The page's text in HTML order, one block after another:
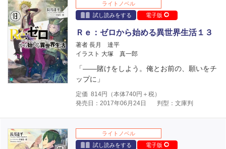
ライトノベル
試し読みをする
電子版
Ｒｅ：ゼロから始める異世界生活１３
著者 長月 達平
イラスト 大塚 真一郎
「――賭けをしよう。俺とお前の、願いをチ
ップに」
定価 814円（本体740円＋税）
発売日：2017年06月24日
判型：文庫判
ライトノベル
試し読みをする
電子版